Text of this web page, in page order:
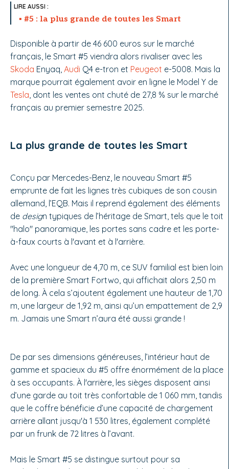
#5 : la plus grande de toutes les Smart
Disponible à partir de 46 600 euros sur le marché
français, le Smart #5 viendra alors rivaliser avec les
Skoda Enyaq, Audi Q4 e-tron et Peugeot e-5008. Mais la
marque pourrait également avoir en ligne le Model Y de
Tesla , dont les ventes ont chuté de 27,8 % sur le marché
français au premier semestre 2025.
La plus grande de toutes les Smart
Conçu par Mercedes-Benz, le nouveau Smart #5
emprunte de fait les lignes très cubiques de son cousin
allemand, l’EQB. Mais il reprend également des éléments
de design typiques de l’héritage de Smart, tels que le toit
"halo" panoramique, les portes sans cadre et les porte-
à-faux courts à l'avant et à l'arrière.
Avec une longueur de 4,70 m, ce SUV familial est bien loin
de la première Smart Fortwo, qui affichait alors 2,50 m
de long. À cela s’ajoutent également une hauteur de 1,70
m, une largeur de 1,92 m, ainsi qu’un empattement de 2,9
m. Jamais une Smart n’aura été aussi grande !
De par ses dimensions généreuses, l’intérieur haut de
gamme et spacieux du #5 offre énormément de la place
à ses occupants. À l'arrière, les sièges disposent ainsi
d’une garde au toit très confortable de 1 060 mm, tandis
que le coffre bénéficie d’une capacité de chargement
arrière allant jusqu'à 1 530 litres, également complété
par un frunk de 72 litres à l’avant.
Mais le Smart #5 se distingue surtout pour sa